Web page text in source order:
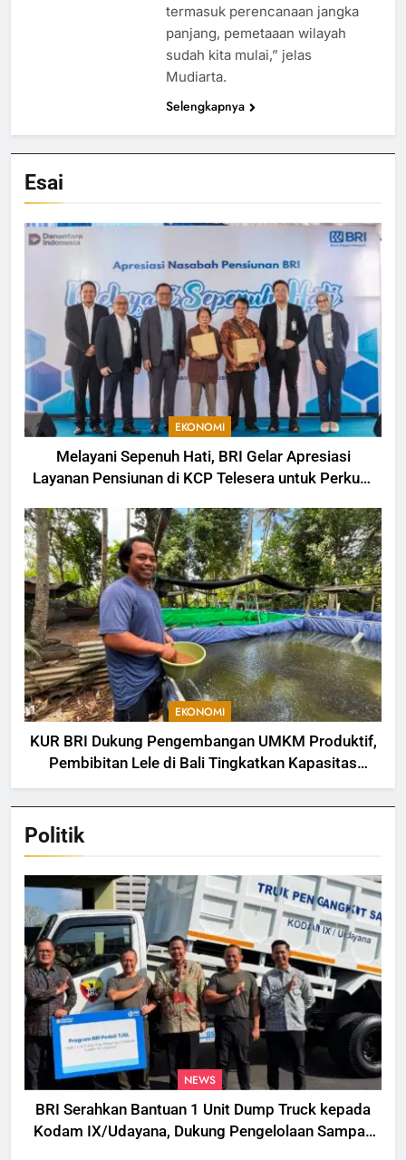
termasuk perencanaan jangka
panjang, pemetaaan wilayah
sudah kita mulai,” jelas
Mudiarta.
Selengkapnya
Esai
EKONOMI
Melayani Sepenuh Hati, BRI Gelar Apresiasi
Layanan Pensiunan di KCP Telesera untuk Perkuat
EKONOMI
KUR BRI Dukung Pengembangan UMKM Produktif,
Pembibitan Lele di Bali Tingkatkan Kapasitas
Produksi
Politik
NEWS
BRI Serahkan Bantuan 1 Unit Dump Truck kepada
Kodam IX/Udayana, Dukung Pengelolaan Sampah